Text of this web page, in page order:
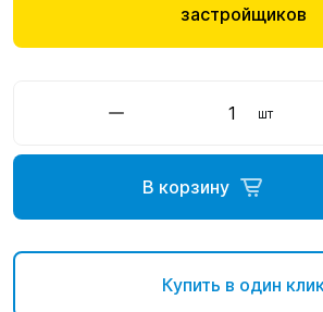
застройщиков
шт
В корзину
Купить в один